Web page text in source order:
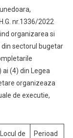
nr.1336/2022
organizarea si
sectorul bugetar
ai (4) din Legea
organizeaza
de executie,
Locul de
Perioad